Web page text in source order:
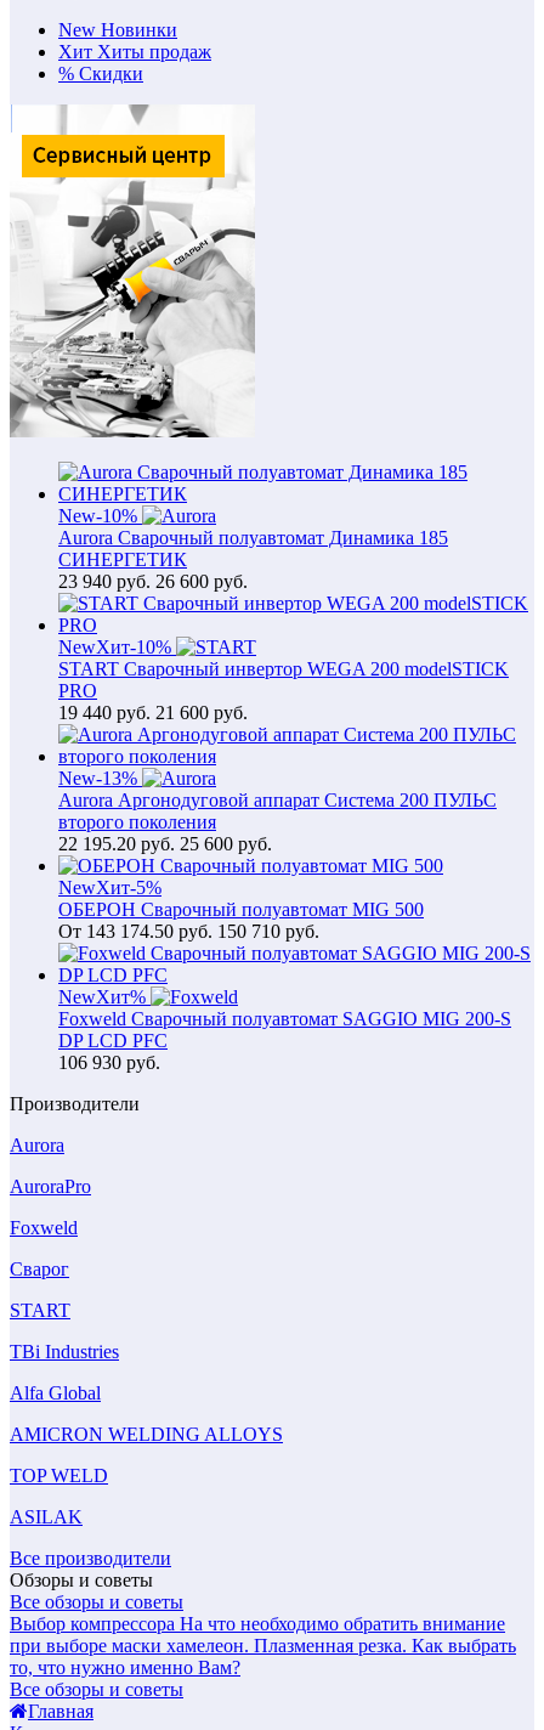
New Новинки
Хит Хиты продаж
% Скидки
New-10%
Aurora Сварочный полуавтомат Динамика 185
СИНЕРГЕТИК
23 940 руб. 26 600 руб.
NewХит-10%
START Сварочный инвертор WEGA 200 modelSTICK
PRO
19 440 руб. 21 600 руб.
New-13%
Aurora Аргонодуговой аппарат Система 200 ПУЛЬС
второго поколения
22 195.20 руб. 25 600 руб.
NewХит-5%
ОБЕРОН Сварочный полуавтомат MIG 500
От 143 174.50 руб. 150 710 руб.
NewХит%
Foxweld Сварочный полуавтомат SAGGIO MIG 200-S
DP LCD PFC
106 930 руб.
Производители
Aurora
AuroraPro
Foxweld
Сварог
START
TBi Industries
Alfa Global
AMICRON WELDING ALLOYS
TOP WELD
ASILAK
Все производители
Обзоры и советы
Все обзоры и советы
Выбор компрессора На что необходимо обратить внимание
при выборе маски хамелеон. Плазменная резка. Как выбрать
то, что нужно именно Вам?
Все обзоры и советы
Главная